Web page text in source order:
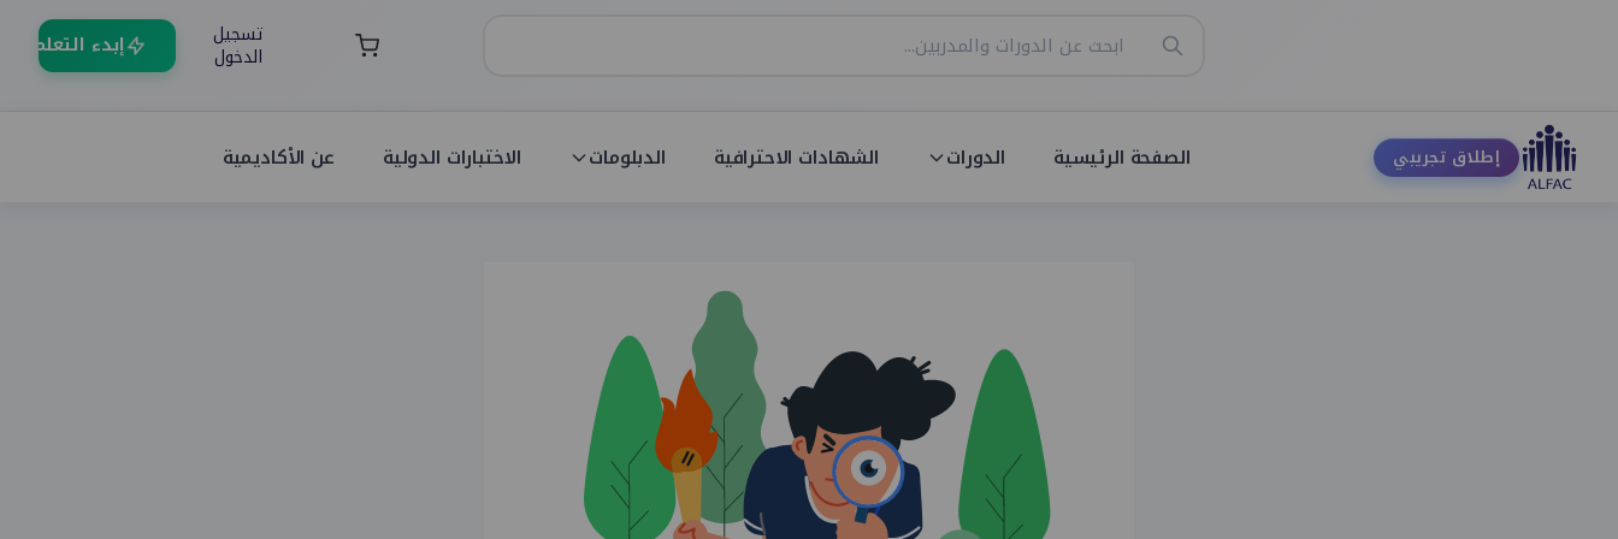
تسجيل
الدخول إبدء التعلم
إطلاق تجريبي الصفحة الرئيسية الدورات الشهادات الاحترافية الدبلومات الاختبارات الدولية عن الأكاديمية